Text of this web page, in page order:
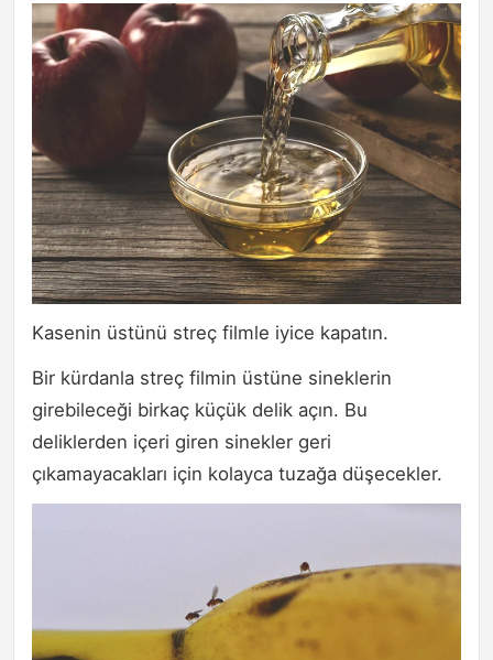
Kasenin üstünü streç filmle iyice kapatın.
Bir kürdanla streç filmin üstüne sineklerin
girebileceği birkaç küçük delik açın. Bu
deliklerden içeri giren sinekler geri
çıkamayacakları için kolayca tuzağa düşecekler.